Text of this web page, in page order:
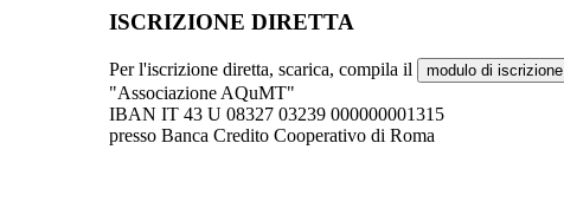
ISCRIZIONE DIRETTA
Per l'iscrizione diretta, scarica, compila il modulo di iscrizione
"Associazione AQuMT"
IBAN IT 43 U 08327 03239 000000001315
presso Banca Credito Cooperativo di Roma